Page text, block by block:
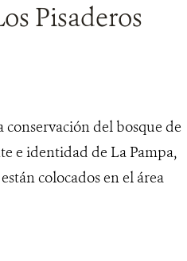
Pisaderos
del bosque de
e identidad de La Pampa,
colocados en el área